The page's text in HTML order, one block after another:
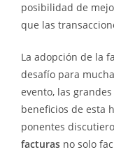
posibilidad de
que las
La adopción de la
desafío para
evento, las
beneficios de esta
ponentes
facturas no solo